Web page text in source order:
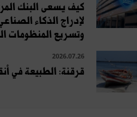
كيف يسعى البنك
لإدراج الذكاء
وتسريع المنظومات
2026.07.26
قرقنة: الطبيعة في